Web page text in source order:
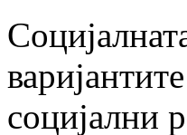
социјални